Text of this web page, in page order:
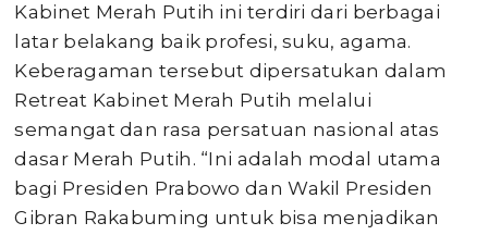
Kabinet Merah Putih ini terdiri dari berbagai
latar belakang baik profesi, suku, agama.
Keberagaman tersebut dipersatukan dalam
Retreat Kabinet Merah Putih melalui
semangat dan rasa persatuan nasional atas
dasar Merah Putih. “Ini adalah modal utama
bagi Presiden Prabowo dan Wakil Presiden
Gibran Rakabuming untuk bisa menjadikan